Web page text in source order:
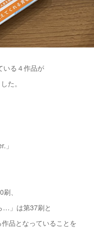
いる４作品が
た。
」
、
…」は第37刷と
品となっていることを